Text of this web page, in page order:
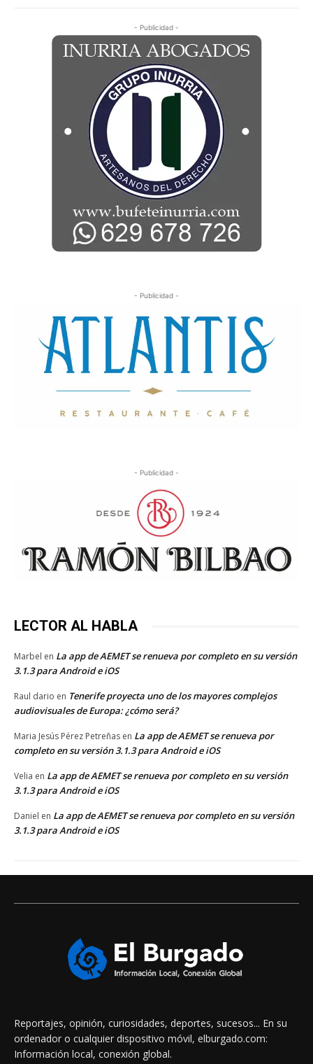
- Publicidad -
- Publicidad -
- Publicidad -
LECTOR AL HABLA
Marbel en La app de AEMET se renueva por completo en su versión
3.1.3 para Android e iOS
Raul dario en Tenerife proyecta uno de los mayores complejos
audiovisuales de Europa: ¿cómo será?
Maria Jesús Pérez Petreñas en La app de AEMET se renueva por
completo en su versión 3.1.3 para Android e iOS
Velia en La app de AEMET se renueva por completo en su versión
3.1.3 para Android e iOS
Daniel en La app de AEMET se renueva por completo en su versión
3.1.3 para Android e iOS
Reportajes, opinión, curiosidades, deportes, sucesos... En su
ordenador o cualquier dispositivo móvil, elburgado.com:
Información local, conexión global.